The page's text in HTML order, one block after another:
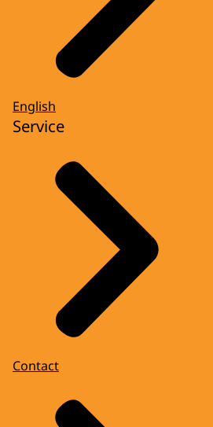
English
Service
Contact